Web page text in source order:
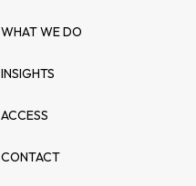
WHAT WE DO
INSIGHTS
ACCESS
CONTACT